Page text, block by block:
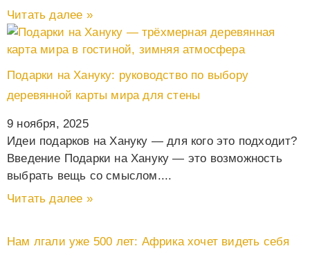
Читать далее »
Подарки на Хануку: руководство по выбору
деревянной карты мира для стены
9 ноября, 2025
Идеи подарков на Хануку — для кого это подходит?
Введение Подарки на Хануку — это возможность
выбрать вещь со смыслом.
Читать далее »
Нам лгали уже 500 лет: Африка хочет видеть себя